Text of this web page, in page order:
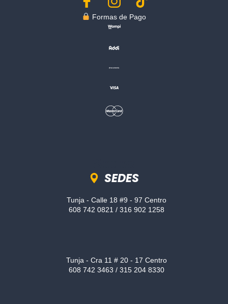
︎ Formas de Pago
SEDES
Tunja - Calle 18 #9 - 97 Centro
608 742 0821 / 316 902 1258
Tunja - Cra 11 # 20 - 17 Centro
608 742 3463 / 315 204 8330